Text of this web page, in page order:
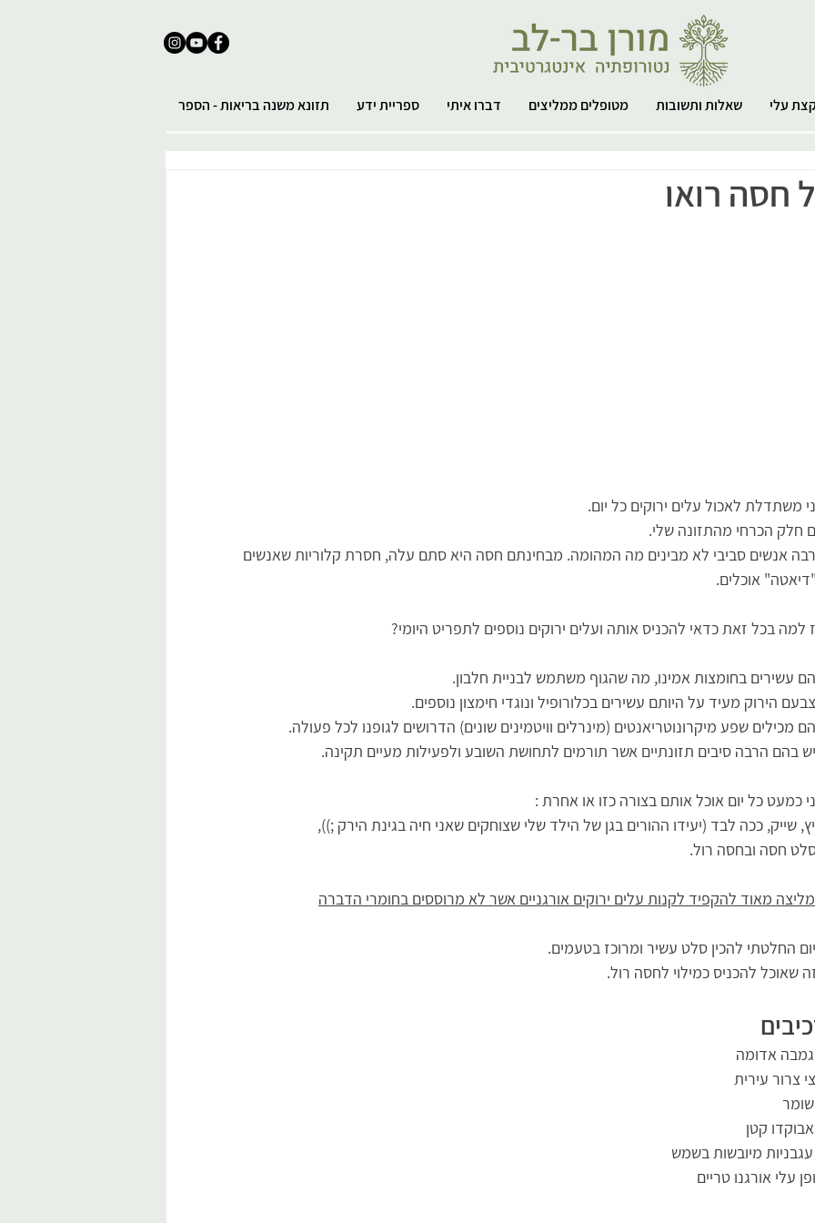
עלי שאלות ותשובות מטופלים ממליצים דברו איתי ספריית ידע תזונא משנה בריאות - הספר
חסה רואו
משתדלת לאכול עלים ירוקים כל יום.
חלק הכרחי מהתזונה שלי.
אנשים סביבי לא מבינים מה המהומה. מבחינתם חסה היא סתם עלה, חסרת קלוריות שאנשים
אוכלים.
למה בכל זאת כדאי להכניס אותה ועלים ירוקים נוספים לתפריט היומי?
עשירים בחומצות אמינו, מה שהגוף משתמש לבניית חלבון.
הירוק מעיד על היותם עשירים בכלורופיל ונוגדי חימצון נוספים.
מכילים שפע מיקרונוטריאנטים (מינרלים וויטמינים שונים) הדרושים לגופנו לכל פעולה.
בהם הרבה סיבים תזונתיים אשר תורמים לתחושת השובע ולפעילות מעיים תקינה.
כמעט כל יום אוכל אותם בצורה כזו או אחרת :
שייק, ככה לבד (יעידו ההורים בגן של הילד שלי שצוחקים שאני חיה בגינת הירק ;)),
חסה ובחסה רול.
מאוד להקפיד לקנות עלים ירוקים אורגניים אשר לא מרוססים בחומרי הדברה
החלטתי להכין סלט עשיר ומרוכז בטעמים.
שאוכל להכניס כמילוי לחסה רול.
צרור עירית
עלי אורגנו טריים